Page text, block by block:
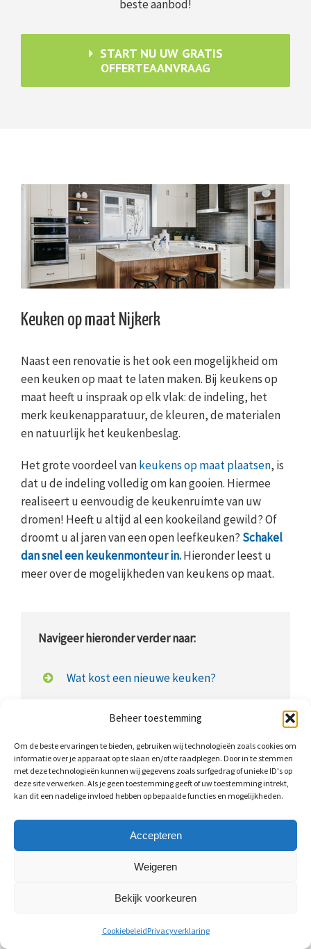
Beheer toestemming
Om de beste ervaringen te bieden, gebruiken wij technologieën zoals cookies om
informatie over je apparaat op te slaan en/of te raadplegen. Door in te stemmen
met deze technologieën kunnen wij gegevens zoals surfgedrag of unieke ID's op
deze site verwerken. Als je geen toestemming geeft of uw toestemming intrekt,
kan dit een nadelige invloed hebben op bepaalde functies en mogelijkheden.
Accepteren
Weigeren
Bekijk voorkeuren
CookiebeleidPrivacyverklaring
beste aanbod!
START NU UW GRATIS
OFFERTEAANVRAAG
Keuken op maat Nijkerk
Naast een renovatie is het ook een mogelijkheid om
een keuken op maat te laten maken. Bij keukens op
maat heeft u inspraak op elk vlak: de indeling, het
merk keukenapparatuur, de kleuren, de materialen
en natuurlijk het keukenbeslag.
Het grote voordeel vankeukens op maat plaatsen, is
dat u de indeling volledig om kan gooien. Hiermee
realiseert u eenvoudig de keukenruimte van uw
dromen! Heeft u altijd al een kookeiland gewild? Of
droomt u al jaren van een open leefkeuken? Schakel
dan snel een keukenmonteur in.Hieronder leest u
meer over de mogelijkheden van keukens op maat.
Navigeer hieronder verder naar:
Wat kost een nieuwe keuken?
Keuken vervangen: mogelijkheden
Keukens op maat
Wat kost een nieuwe keuken?